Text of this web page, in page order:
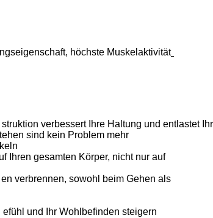
höchste Muskelaktivität
verbessert Ihre Haltung und entlastet
sind kein Problem mehr
Ihren gesamten Körper, nicht nur auf
verbrennen, sowohl beim Gehen als
efühl und Ihr Wohlbefinden steigern